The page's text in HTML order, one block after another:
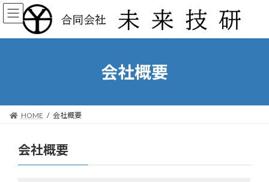
コ
ン
ン
ナ
ビ
ー
会社概要
HOME 会社概要
会社概要